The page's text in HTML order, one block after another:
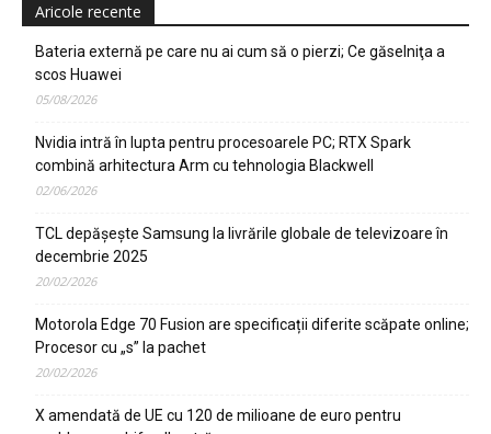
Aricole recente
Bateria externă pe care nu ai cum să o pierzi; Ce găselniţa a
scos Huawei
05/08/2026
Nvidia intră în lupta pentru procesoarele PC; RTX Spark
combină arhitectura Arm cu tehnologia Blackwell
02/06/2026
TCL depășește Samsung la livrările globale de televizoare în
decembrie 2025
20/02/2026
Motorola Edge 70 Fusion are specificații diferite scăpate online;
Procesor cu „s” la pachet
20/02/2026
X amendată de UE cu 120 de milioane de euro pentru